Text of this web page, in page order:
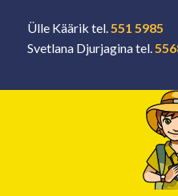
Ülle Käärik tel.551 5985
Svetlana Djurjagina tel.